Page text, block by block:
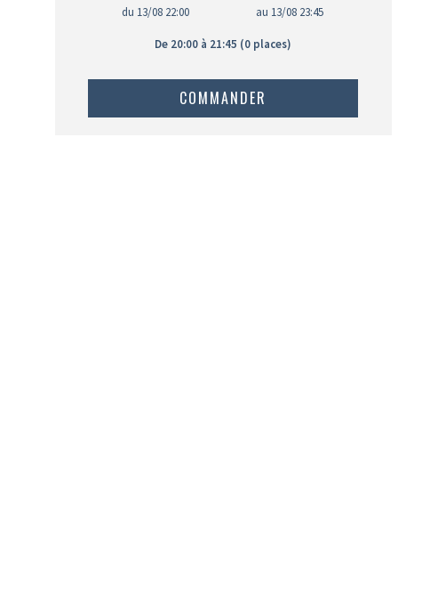
du 13/08 22:00
au 13/08 23:45
De 20:00 à 21:45 (0 places)
COMMANDER